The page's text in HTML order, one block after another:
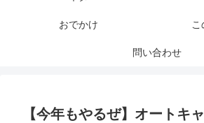
おでかけ こ
問い合わせ
【今年もやるぜ】オートキ